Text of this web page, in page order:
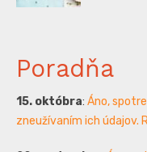
Poradňa
15. októbra: Áno,
zneužívaním ich údajov.